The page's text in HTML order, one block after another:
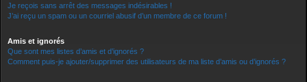
Je reçois sans arrêt des messages indésirables !
J’ai reçu un spam ou un courriel abusif d’un membre de ce forum !
Amis et ignorés
Que sont mes listes d’amis et d’ignorés ?
Comment puis-je ajouter/supprimer des utilisateurs de ma liste d’amis ou d’ignorés ?